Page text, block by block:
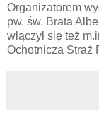
Organizatorem
pw. św. Brata
włączył się też
Ochotnicza Straż